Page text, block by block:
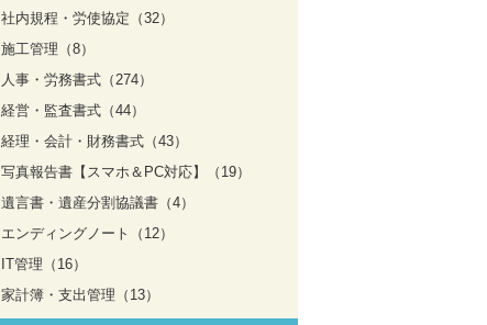
社内規程・労使協定（32）
施工管理（8）
人事・労務書式（274）
経営・監査書式（44）
経理・会計・財務書式（43）
写真報告書【スマホ＆PC対応】（19）
遺言書・遺産分割協議書（4）
エンディングノート（12）
IT管理（16）
家計簿・支出管理（13）